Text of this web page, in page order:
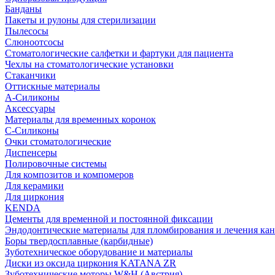
Банданы
Пакеты и рулоны для стерилизации
Пылесосы
Слюноотсосы
Стоматологические салфетки и фартуки для пациента
Чехлы на стоматологические установки
Стаканчики
Оттискные материалы
А-Силиконы
Аксессуары
Материалы для временных коронок
С-Силиконы
Очки стоматологические
Диспенсеры
Полировочные системы
Для композитов и компомеров
Для керамики
Для циркония
KENDA
Цементы для временной и постоянной фиксации
Эндодонтические материалы для пломбирования и лечения
Боры твердосплавные (карбидные)
Зуботехническое оборудование и материалы
Диски из оксида циркония KATANA ZR